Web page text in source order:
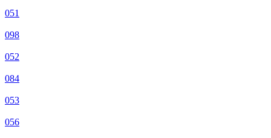
051
098
052
084
053
056